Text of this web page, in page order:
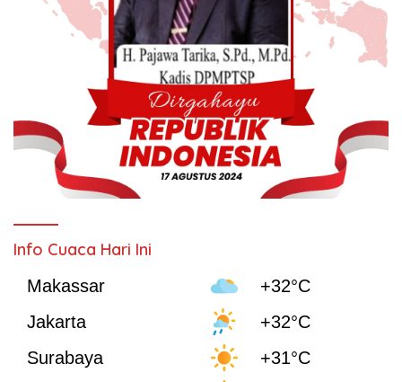
Info Cuaca Hari Ini
Makassar
+32°C
Jakarta
+32°C
Surabaya
+31°C